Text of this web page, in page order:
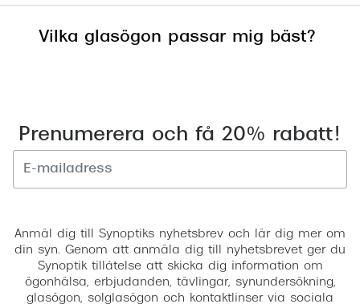
Vilka glasögon passar mig bäst?
Prenumerera och få 20% rabatt!
Anmäl dig till Synoptiks nyhetsbrev och lär dig mer om
din syn. Genom att anmäla dig till nyhetsbrevet ger du
Synoptik tillåtelse att skicka dig information om
ögonhälsa, erbjudanden, tävlingar, synundersökning,
glasögon, solglasögon och kontaktlinser via sociala